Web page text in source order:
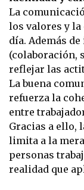
La
los valores y la
día. Además
(colaboración,
reflejar las
La buena
refuerza la
entre
Gracias a ello,
limita a la
personas
realidad que